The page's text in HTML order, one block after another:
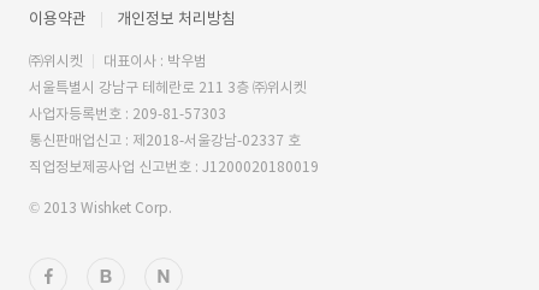
이용약관 개인정보 처리방침
㈜위시켓
대표이사 : 박우범
서울특별시 강남구 테헤란로 211 3층 ㈜위시켓
사업자등록번호 : 209-81-57303
통신판매업신고 : 제2018-서울강남-02337 호
직업정보제공사업 신고번호 : J1200020180019
© 2013 Wishket Corp.